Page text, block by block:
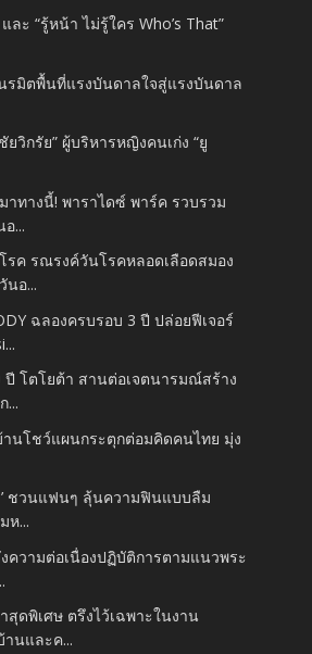
ละ “รู้หน้า ไม่รู้ใคร Who’s That”
รมิตพื้นที่แรงบันดาลใจสู่แรงบันดาล
วิกรัย” ผู้บริหารหญิงคนเก่ง “ยู
าทางนี้! พาราไดซ์ พาร์ค รวบรวม
...
รค รณรงค์วันโรคหลอดเลือดสมอง
นอ...
ฉลองครบรอบ 3 ปี ปล่อยฟีเจอร์
ปี โตโยต้า สานต่อเจตนารมณ์สร้าง
...
านโชว์แผนกระตุกต่อมคิดคนไทย มุ่ง
’ ชวนแฟนๆ ลุ้นความฟินแบบลืม
ห...
ความต่อเนื่องปฏิบัติการตามแนวพระ
สุดพิเศษ ตรึงไว้เฉพาะในงาน
นและค...